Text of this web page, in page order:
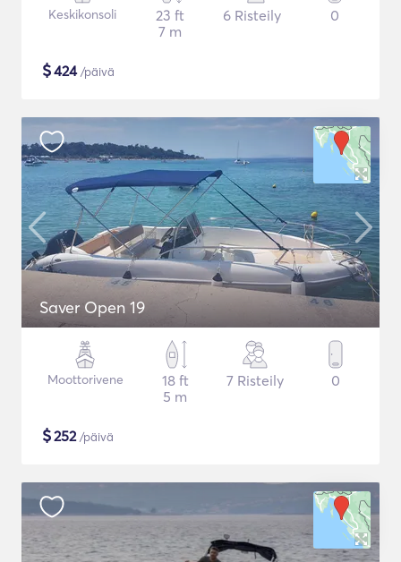
Keskikonsoli
23 ft
7 m
6 Risteily 0
$424/päivä
Saver Open 19
Moottorivene
18 ft
5 m
7 Risteily 0
$252/päivä